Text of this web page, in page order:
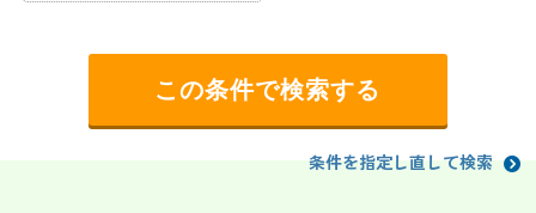
条件を指定し直して検索